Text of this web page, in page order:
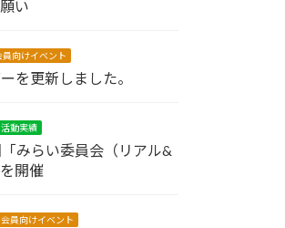
い
員向けイベント
を更新しました。
活動実績
みらい委員会（リアル&
開催
会員向けイベント